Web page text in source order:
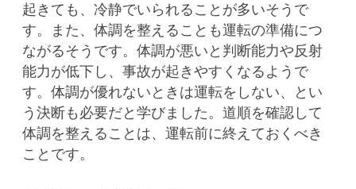
起きても、冷静でいられることが多いそうで
す。また、体調を整えることも運転の準備につ
ながるそうです。体調が悪いと判断能力や反射
能力が低下し、事故が起きやすくなるようで
す。体調が優れないときは運転をしない、とい
う決断も必要だと学びました。道順を確認して
体調を整えることは、運転前に終えておくべき
ことです。